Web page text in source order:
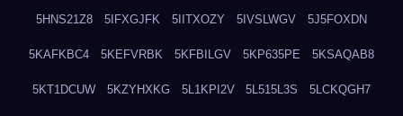
5HNS21Z8 5IFXGJFK 5IITXOZY 5IVSLWGV 5J5FOXDN
5KAFKBC4 5KEFVRBK 5KFBILGV 5KP635PE 5KSAQAB8
5KT1DCUW 5KZYHXKG 5L1KPI2V 5L515L3S 5LCKQGH7